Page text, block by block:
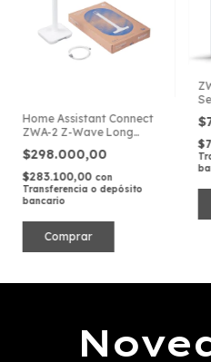
Home Assistant Connect
ZWA-2 Z-Wave Long
$298.000,00
$283.100,00 con
Transferencia o depósito
bancario